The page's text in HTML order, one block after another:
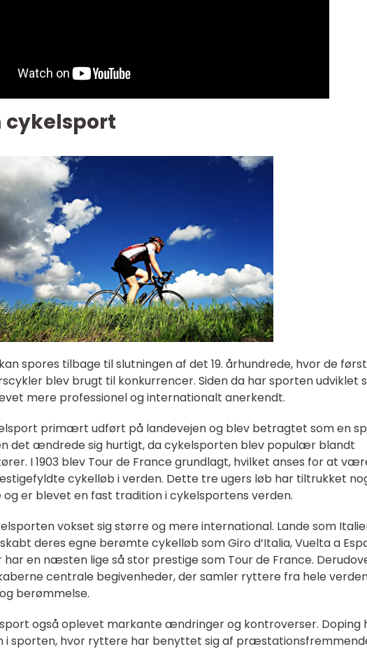
cykelsport
spores tilbage til slutningen af det 19. århundrede, hvor de
blev brugt til konkurrencer. Siden da har sporten udviklet
mere professionel og internationalt anerkendt.
primært udført på landevejen og blev betragtet som en
det ændrede sig hurtigt, da cykelsporten blev populær blandt
I 1903 blev Tour de France grundlagt, hvilket anses for at
cykelløb i verden. Dette tre ugers løb har tiltrukket
er blevet en fast tradition i cykelsportens verden.
vokset sig større og mere international. Lande som
deres egne berømte cykelløb som Giro d’Italia, Vuelta a
har en næsten lige så stor prestige som Tour de France.
centrale begivenheder, der samler ryttere fra hele
berømmelse.
også oplevet markante ændringer og kontroverser. Doping
sporten, hvor ryttere har benyttet sig af